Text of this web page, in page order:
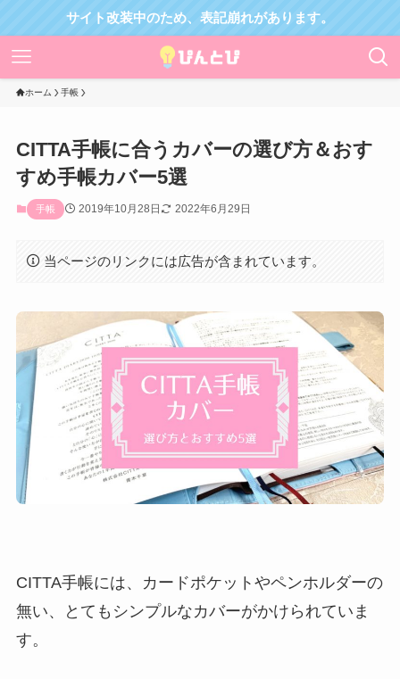
サイト改装中のため、表記崩れがあります。
ホーム 手帳
CITTA手帳に合うカバーの選び方＆おす
すめ手帳カバー5選
手帳 2019年10月28日 2022年6月29日
当ページのリンクには広告が含まれています。
CITTA手帳には、カードポケットやペンホルダーの
無い、とてもシンプルなカバーがかけられていま
す。